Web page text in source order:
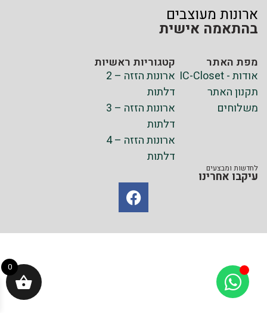
ארונות מעוצבים
בהתאמה אישית
מפת האתר
אודות - IC-Closet
תקנון האתר
משלוחים
קטגוריות ראשיות
ארונות הזזה – 2
דלתות
ארונות הזזה – 3
דלתות
ארונות הזזה – 4
דלתות
לחדשות ומבצעים
עיקבו אחרינו
0